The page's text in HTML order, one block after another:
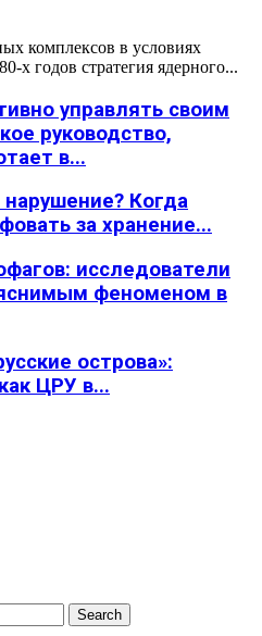
комплексов в условиях
х годов стратегия ядерного...
управлять своим
руководство,
в...
Когда
за хранение...
исследователи
феноменом в
острова»:
ЦРУ в...
Search